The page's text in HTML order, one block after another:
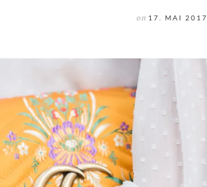
on 17. MAI 2017